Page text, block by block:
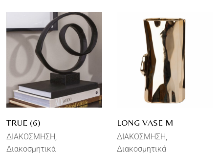
TRUE (6)
ΔΙΑΚΟΣΜΗΣΗ
Διακοσμητικά
LONG VASE M
ΔΙΑΚΟΣΜΗΣΗ
Διακοσμητικά